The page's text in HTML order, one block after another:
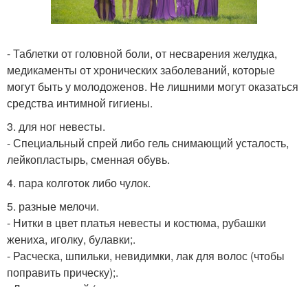
- Таблетки от головной боли, от несварения желудка,
медикаменты от хронических заболеваний, которые
могут быть у молодоженов. Не лишними могут оказаться
средства интимной гигиены.
3. для ног невесты.
- Специальный спрей либо гель снимающий усталость,
лейкопластырь, сменная обувь.
4. пара колготок либо чулок.
5. разные мелочи.
- Нитки в цвет платья невесты и костюма, рубашки
жениха, иголку, булавки;.
- Расческа, шпильки, невидимки, лак для волос (чтобы
поправить прическу);.